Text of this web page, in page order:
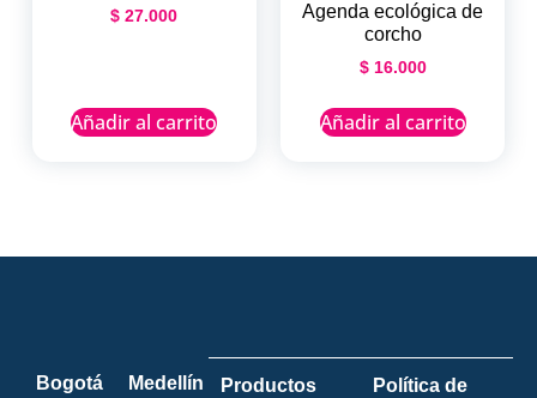
$ 27.000
Añadir al carrito
Agenda ecológica de
corcho
$16.000
Añadir al carrito
Bogotá Medellín Productos
Política de